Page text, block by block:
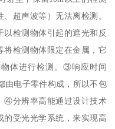
超声波等）无法离检测。
检测物体引起的遮光和反
将检测物体限定在金属，它
体进行检测。③响应时间
由电子零件构成，所以不包
④分辨率高能通过设计技术
的受光光学系统，来实现高